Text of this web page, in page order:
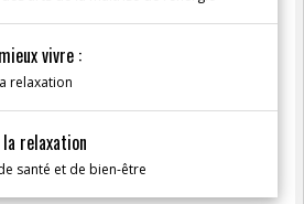
vivre :
relaxation
relaxation
santé et de bien-être